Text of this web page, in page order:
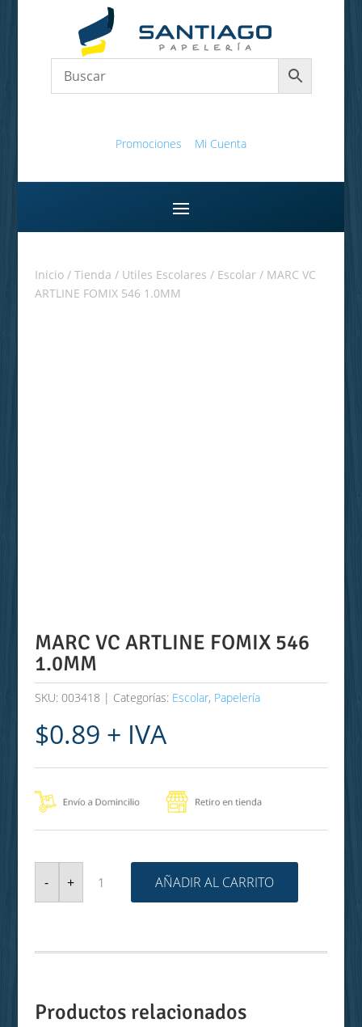
Promociones Mi Cuenta
Inicio/ Tienda / Utiles Escolares / Escolar/ MARC VC
ARTLINE FOMIX 546 1.0MM
MARC VC ARTLINE FOMIX 546
1.0MM
SKU: 003418 Categorías: Escolar, Papelería
$0.89 + IVA
-
MARC
ARTLINE
FOMIX
+ AÑADIR AL CARRITO
Productos relacionados